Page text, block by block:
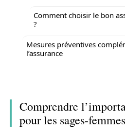
Comment choisir le bon
?
Mesures préventives
l’assurance
Comprendre
pour les sages-femmes